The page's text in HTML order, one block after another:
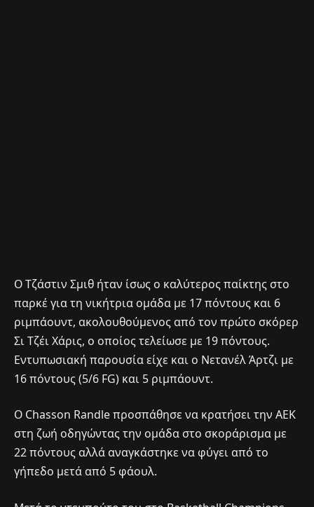
Ο Τζάστιν Σμιθ ήταν ίσως ο καλύτερος παίκτης στο
παρκέ για τη νικήτρια ομάδα με 17 πόντους και 6
ριμπάουντ, ακολουθούμενος από τον πρώτο σκόρερ
Σι Τζέι Χάρις, ο οποίος τελείωσε με 19 πόντους.
Εντυπωσιακή παρουσία είχε και ο Νετανέλ Άρτζι με
16 πόντους (5/6 FG) και 5 ριμπάουντ.
Ο Chasson Randle προσπάθησε να κρατήσει την ΑΕΚ
στη ζωή οδηγώντας την ομάδα στο σκοράρισμα με
22 πόντους αλλά αναγκάστηκε να φύγει από το
γήπεδο μετά από 5 φάουλ.